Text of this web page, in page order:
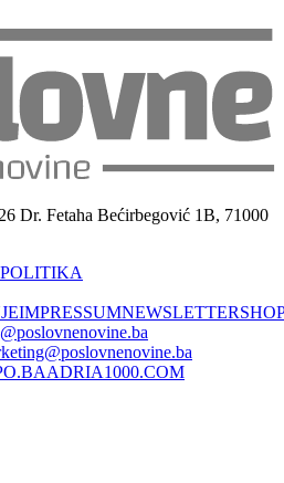
Dr. Fetaha Bećirbegović 1B, 71000
POLITIKA
IMPRESSUMNEWSLETTER
ADRIA1000.COM